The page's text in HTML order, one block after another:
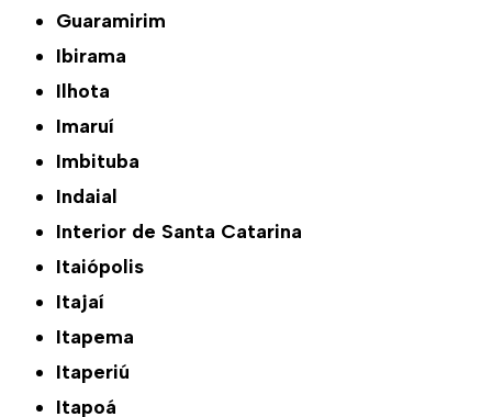
Guaramirim
Ibirama
Ilhota
Imaruí
Imbituba
Indaial
Interior de Santa Catarina
Itaiópolis
Itajaí
Itapema
Itaperiú
Itapoá